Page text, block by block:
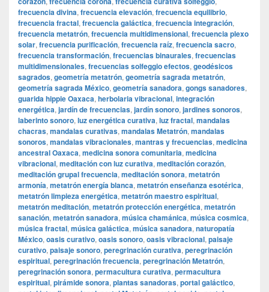
frecuencia divina, frecuencia elevación, frecuencia equilibrio,
frecuencia fractal, frecuencia galáctica, frecuencia integración,
frecuencia metatrón, frecuencia multidimensional, frecuencia plexo
solar, frecuencia purificación, frecuencia raíz, frecuencia sacro,
frecuencia transformación, frecuencias binaurales, frecuencias
multidimensionales, frecuencias solfeggio efectos, geodésicos
sagrados, geometría metatrón, geometría sagrada metatrón,
geometría sagrada México, geometría sanadora, gongs sanadores,
guarida hippie Oaxaca, herbolaria vibracional, integración
energética, jardín de frecuencias, jardín sonoro, jardines sonoros,
laberinto sonoro, luz energética curativa, luz fractal, mandalas
chacras, mandalas curativas, mandalas Metatrón, mandalas
sonoros, mandalas vibracionales, mantras y frecuencias, medicina
ancestral Oaxaca, medicina sonora comunitaria, medicina
vibracional, meditación con luz curativa, meditación corazón,
meditación grupal frecuencia, meditación sonora, metatrón
armonía, metatrón energía blanca, metatrón enseñanza esotérica,
metatrón limpieza energética, metatrón maestro espiritual,
metatrón meditación, metatrón protección energética, metatrón
sanación, metatrón sanadora, música chamánica, música cosmica,
música fractal, música galáctica, música sanadora, naturopatía
México, oasis curativo, oasis sonoro, oasis vibracional, paisaje
curativo, paisaje sonoro, peregrinación curativa, peregrinación
espiritual, peregrinación frecuencia, peregrinación Metatrón,
peregrinación sonora, permacultura curativa, permacultura
espiritual, pirámide sonora, plantas sanadoras, portal galáctico,